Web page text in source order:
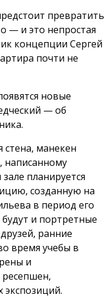
превратить
— и это непростая
концепции Сергей
почти не
новые
— об
стена, манекен
написанному
планируется
созданную на
в период его
и портретные
ранние
время учебы в
и
экспозиций.